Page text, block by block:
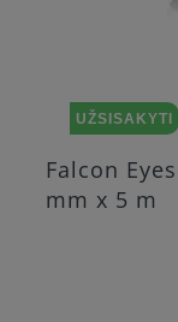
UŽSISAKYTI
Falcon
mm x 5 m